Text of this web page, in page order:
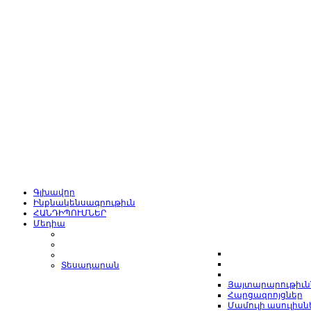
Գլխավոր
Ինքնակենսագրութիւն
ՀԱՆԴԻՊՈՒՄՆԵՐ
Մեդիա
Տեսադարան
Հարցազրոյցներ
Մամուլի